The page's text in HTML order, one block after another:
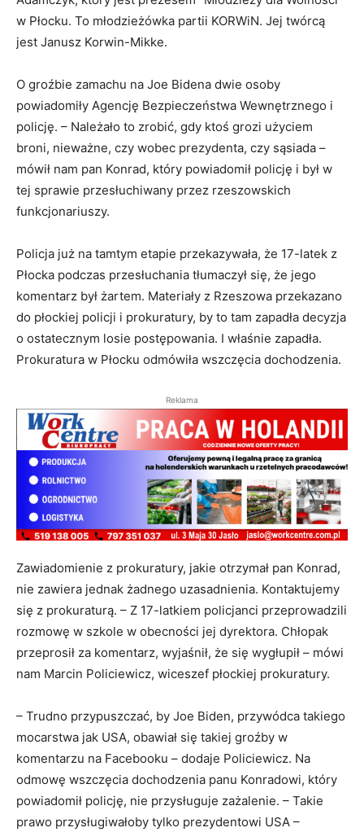
w Płocku. To młodzieżówka partii KORWiN. Jej twórcą
jest Janusz Korwin-Mikke.
O groźbie zamachu na Joe Bidena dwie osoby
powiadomiły Agencję Bezpieczeństwa Wewnętrznego i
policję. – Należało to zrobić, gdy ktoś grozi użyciem
broni, nieważne, czy wobec prezydenta, czy sąsiada –
mówił nam pan Konrad, który powiadomił policję i był w
tej sprawie przesłuchiwany przez rzeszowskich
funkcjonariuszy.
Policja już na tamtym etapie przekazywała, że 17-latek z
Płocka podczas przesłuchania tłumaczył się, że jego
komentarz był żartem. Materiały z Rzeszowa przekazano
do płockiej policji i prokuratury, by to tam zapadła decyzja
o ostatecznym losie postępowania. I właśnie zapadła.
Prokuratura w Płocku odmówiła wszczęcia dochodzenia.
Reklama
Zawiadomienie z prokuratury, jakie otrzymał pan Konrad,
nie zawiera jednak żadnego uzasadnienia. Kontaktujemy
się z prokuraturą. – Z 17-latkiem policjanci przeprowadzili
rozmowę w szkole w obecności jej dyrektora. Chłopak
przeprosił za komentarz, wyjaśnił, że się wygłupił – mówi
nam Marcin Policiewicz, wiceszef płockiej prokuratury.
– Trudno przypuszczać, by Joe Biden, przywódca takiego
mocarstwa jak USA, obawiał się takiej groźby w
komentarzu na Facebooku – dodaje Policiewicz. Na
odmowę wszczęcia dochodzenia panu Konradowi, który
powiadomił policję, nie przysługuje zażalenie. – Takie
prawo przysługiwałoby tylko prezydentowi USA –